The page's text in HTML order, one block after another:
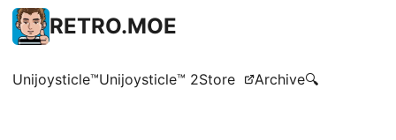
RETRO.MOE
Unijoysticle™Unijoysticle™ 2Store Archive🔍